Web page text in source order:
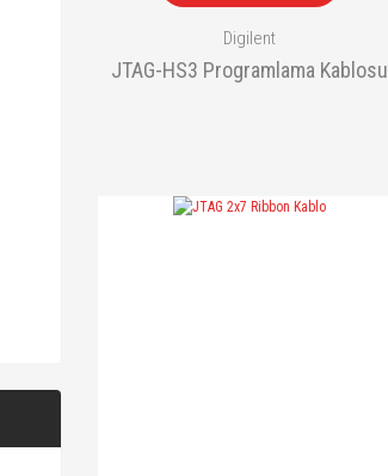
Digilent
JTAG-HS3 Programlama Kablosu